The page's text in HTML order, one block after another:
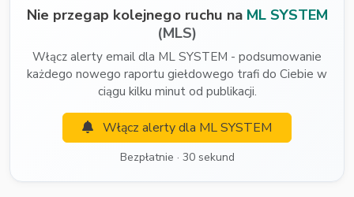
Nie przegap kolejnego ruchu na ML SYSTEM
(MLS)
Włącz alerty email dla ML SYSTEM - podsumowanie
każdego nowego raportu giełdowego trafi do Ciebie w
ciągu kilku minut od publikacji.
Włącz alerty dla ML SYSTEM
Bezpłatnie · 30 sekund